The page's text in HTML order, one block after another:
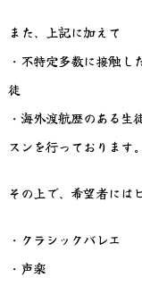
また、上記に加えて
・不特定多数に接触し
徒
・海外渡航歴のある生
スンを行っております。
その上で、希望者に
・クラシックバレエ
・声楽